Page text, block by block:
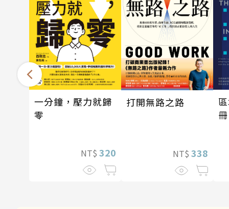
一分鐘，壓力就歸
零
NT$ 320
打開無路之路
NT$ 338